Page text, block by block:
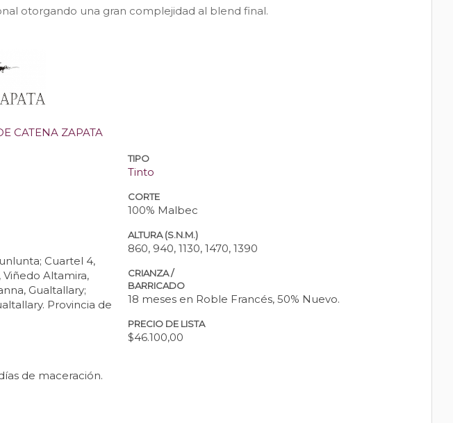
otorgando una gran complejidad al blend final.
CATENA ZAPATA
TIPO
Tinto
CORTE
100% Malbec
Cuartel 4,
Viñedo Altamira,
Gualtallary;
Provincia de
ALTURA (S.N.M.)
860, 940, 1130, 1470, 1390
CRIANZA /
BARRICADO
18 meses en Roble Francés, 50% Nuevo.
PRECIO DE LISTA
$46.100,00
de maceración.